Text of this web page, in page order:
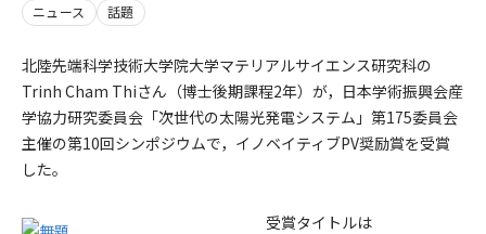
ニュース 話題
北陸先端科学技術大学院大学マテリアルサイエンス研究科の
Trinh Cham Thiさん（博士後期課程2年）が，日本学術振興会産
学協力研究委員会「次世代の太陽光発電システム」第175委員会
主催の第10回シンポジウムで，イノベイティブPV奨励賞を受賞
した。
受賞タイトルは